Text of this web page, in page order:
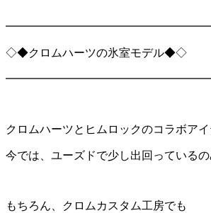
◇◆クロムハーツの氷室モデル◆◇
クロムハーツとヒムロックのコラボア
今では、ユーズドで少し出回っているの
もちろん、クロムカスタム工房でも